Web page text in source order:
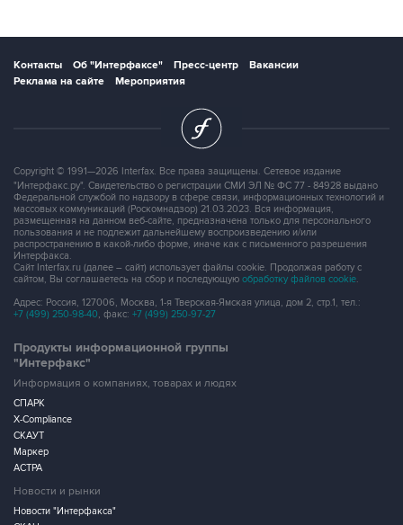
Контакты Об "Интерфаксе" Пресс-центр
Вакансии
Реклама на сайте
Мероприятия
Copyright © 1991—2026 Interfax. Все права защищены. Сетевое издание
"Интерфакс.ру". Свидетельство о регистрации СМИ ЭЛ № ФС 77 - 84928 выдано
Федеральной службой по надзору в сфере связи, информационных технологий и
массовых коммуникаций (Роскомнадзор) 21.03.2023. Вся информация,
размещенная на данном веб-сайте, предназначена только для персонального
пользования и не подлежит дальнейшему воспроизведению и/или
распространению в какой-либо форме, иначе как с письменного разрешения
Интерфакса.
Сайт Interfax.ru (далее – сайт) использует файлы cookie. Продолжая работу с
сайтом, Вы соглашаетесь на сбор и последующую обработку файлов cookie
Адрес: Россия, 127006, Москва, 1-я Тверская-Ямская улица, дом 2, стр.1, тел.:
+7 (499) 250-98-40 , факс: +7 (499) 250-97-27
Продукты информационной группы
"Интерфакс"
Информация о компаниях, товарах и людях
СПАРК
X-Compliance
СКАУТ
Маркер
АСТРА
Новости и рынки
Новости "Интерфакса"